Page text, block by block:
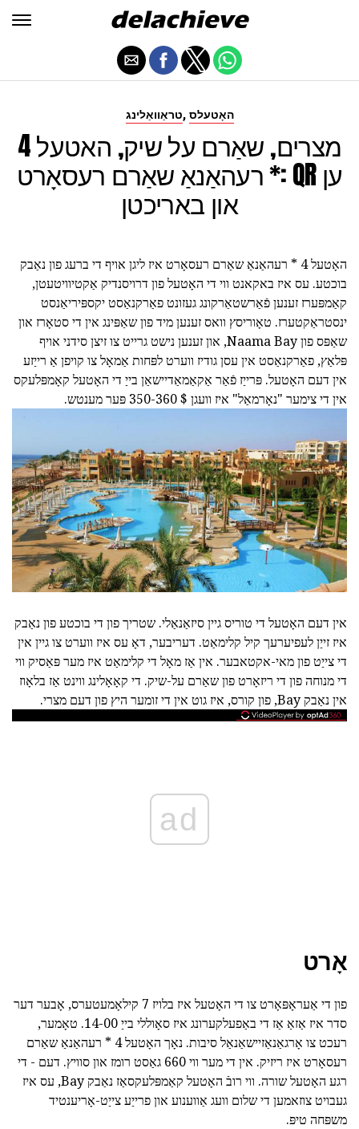
טראַוואַלינג, האָטעלס
מצרים, שאַרם על שיק, האטעל 4
* רעהאַנאַ שאַרם רעסאָרט: QR ען
און באריכטן
האָטעל 4 * רעהאַנאַ שאַרם רעסאָרט איז ליגן אויף די ברעג פון נאַבק
בוכטע. עס איז באקאנט ווי די האָטעל פון דרויסנדיק אַקטיוויטעטן,
קאַמפּערז זענען פֿאַרשטאַרקונג געזונט פאַרקנאַסט יקספּיריאַנסט
ינסטראַקטערז. טאָוריסץ וואס זענען מיד פון שאַפּינג אין די סטאָרז און
שאַפּס פון Naama Bay, און זענען נישט גרייט צו זיצן סידני אויף
פּלאַץ, פאַרקנאַסט אין עסן גודיז ווערט לפּחות אַמאָל צו קויפן אַ רייַזע
אין דעם האָטעל. פּרייַז פֿאַר אַקאַמאַדיישאַן בייַ די האָטעל קאָמפּלעקס
אין די צימער "נאָרמאַל" איז וועגן $ 350-360 פּער מענטש.
אין דעם האָטעל די טוריס גיין סיזאַנאַלי. שטריך פון די בוכטע פון נאַבק
איז זייַן לעפיערעך קיל קלימאַט. דעריבער, דאָ עס איז ווערט צו גיין אין
די צייַט פון מאי-אקטאבער. אין אַז מאָל די קלימאַט איז מער פּאַסיק ווי
די מנוחה פון די ריזאָרט פון שאַרם על-שיק. די קאָאָלינג ווינט אַז בלאָוז
אין נאַבק Bay, פון קורס, איז גוט אין די זומער היץ פון דעם מצרי.
ad
אָרט
פון די אַעראָפּאָרט צו די האָטעל איז בלויז 7 קילאָמעטערס, אָבער דער
סדר איז אַזאַ אַז די באַפעלקערונג איז סאָוללי בייַ 14-00. טאָמער,
רעכט צו אָרגאַנאַזיישאַנאַל סיבות. נאָך האָטעל 4 * רעהאַנאַ שאַרם
רעסאָרט איז ריזיק. אין די מער ווי 660 גאַסט רומז און סוויץ. דעם - די
רגע האָטעל שורה. ווי רובֿ האָטעל קאַמפּלעקסאַז נאַבק Bay, עס איז
געבויט צוזאמען די שלום וועג אַווענוע און פרייַע צייַט-אָריענטיד
משפּחה טיפּ.